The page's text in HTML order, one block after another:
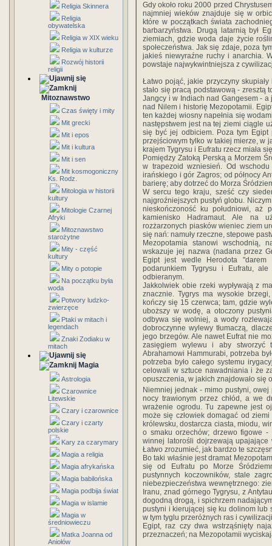
Religia Skinnera
Religia
obywatelska
Religia w XIX wieku
Religia w kulturze
Rozwój historii
religii
Mitoznawstwo
Czas święty i mity
Mit grecki
Mit i epos
Mit i kultura
Mit i sen
Mit kosmogoniczny
Ks. Rodz.
Mitologia w historii
kultury
Mitologie Czarnej
Afryki
Mitoznawstwo
starożytne
Mity - część
kultury
Mity o potopie
Na początku była
woda
Potwory ludzko-
zwierzęce
Ptaki w mitach i
legendach
Znaki Zodiaku w
mitach
Magia
Astrologia
Czarownice
Litewskie
Czary i czarownice
Czary i czarty
polskie
Kary za czarymary
Magia a religia
Magia afrykańska
Magia babilońska
Magia podbija świat
Magia w islamie
Magia w
średniowieczu
Matka Joanna od
Aniołów
Gdy około roku 2000 przed
najmniej wieków znajduje się w
które w początkach świata
barbarzyństwa. Drugą latarnią był
ziemiach, gdzie woda daje życie
społeczeństwa. Jak się zdaje, poza
jakieś niewyraźne ruchy i anarchia.
powstaje najwykwintniejsza z
Łatwo pojąć, jakie przyczyny
stało się pracą podstawową - zresztą
Jangcy i w Indiach nad Gangesem - a
nad Nilem i historię Mezopotamii.
ten każdej wiosny napełnia się
następstwem jest na tej ziemi ciągle
się być jej odbiciem. Poza tym Egipt
przejściowym tylko w takiej mierze, w
krajem Tygrysu i Eufratu rzecz miała
Pomiędzy Zatoką Perską a Morzem
w trapezoid wzniesień. Od
irańskiego i gór Zagros; od północy
barierę; aby dotrzeć do Morza
W sercu tego kraju, sześć czy
najgroźniejszych pustyń globu.
nieskończoność ku południowi,
kamienisko Hadramaut. Ale na
rozżarzonych piasków wieniec ziem
się nań: namuły rzeczne, stepowe
Mezopotamia stanowi wschodnią,
wskazuje jej nazwa (nadana przez
Egipt jest wedle Herodota
podarunkiem Tygrysu i Eufratu,
odbieranym.
Jakkolwiek obie rzeki wypływają z
znacznie. Tygrys ma wysokie
kończy się 15 czerwca; tam, gdzie
uboższy w wodę, a otoczony
odbywa się wolniej, a wody
dobroczynne wylewy tłumaczą,
jego brzegów. Ale nawet Eufrat nie
zasięgiem wylewu i aby stworzyć
Abrahamowi Hammurabi, potrzeba
potrzeba było całego systemu
celowali w sztuce nawadniania i że
opuszczenia, w jakich znajdowało się
Niemniej jednak - mimo pustyni,
nocy trawionym przez chłód, a we
wrażenie ogrodu. Tu zapewne jest
może się człowiek domagać od
królewsku, dostarcza ciasta, miodu,
o smaku orzechów; drzewo figowe
winnej latorośli dojrzewają upajające
Łatwo zrozumieć, jak bardzo te
Bo taki właśnie jest dramat
się od Eufratu po Morze
pustynnych koczowników, stale
niebezpieczeństwa wewnętrznego:
Iranu, znad górnego Tygrysu, z
dogodną drogą, i spichrzem
pustyni i kierującej się ku dolinom lub
w tym tyglu przeróżnych ras i
Egipt, raz czy dwa wstrząśnięty
przeznaczeń; na Mezopotamii